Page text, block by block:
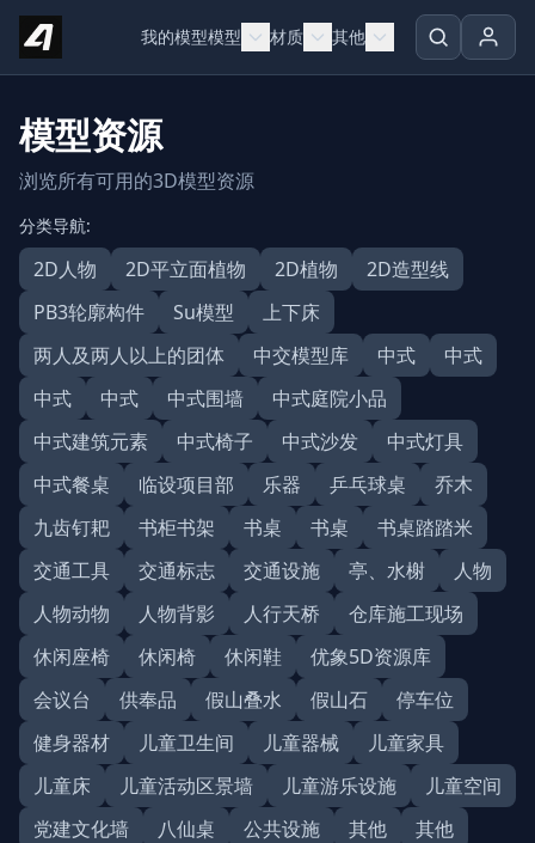
Skip to content
我的模型模型 材质 其他
模型资源
浏览所有可用的3D模型资源
分类导航:
2D人物 2D平立面植物 2D植物
2D造型线
PB3轮廓构件
Su模型
上下床
两人及两人以上的团体
中交模型库 中式
中式
中式
中式 中式围墙
中式庭院小品
中式建筑元素
中式椅子 中式沙发
中式灯具
中式餐桌
临设项目部 乐器 乒乓球桌
乔木
九齿钉耙
书柜书架 书桌 书桌
书桌踏踏米
交通工具
交通标志 交通设施 亭、水榭
人物
人物动物
人物背影 人行天桥
仓库施工现场
休闲座椅
休闲椅 休闲鞋
优象5D资源库
会议台
供奉品 假山叠水 假山石
停车位
健身器材
儿童卫生间 儿童器械
儿童家具
儿童床
儿童活动区景墙 儿童游乐设施
儿童空间
党建文化墙
八仙桌 公共设施 其他
其他